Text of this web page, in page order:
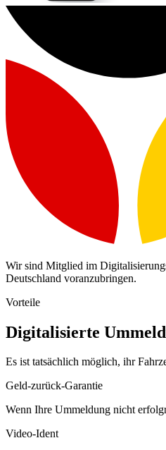
Wir sind Mitglied im
Deutschland voranzubringen.
Vorteile
Digitalisierte
Es ist tatsächlich möglich, ihr
Geld-zurück-Garantie
Wenn Ihre Ummeldung nicht
Video-Ident